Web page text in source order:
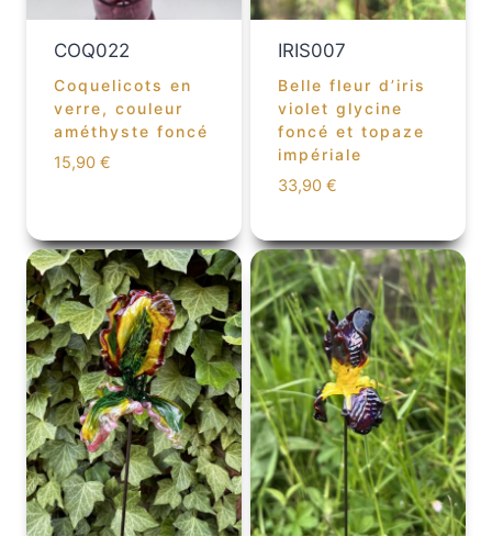
COQ022
Coquelicots en
verre, couleur
améthyste foncé
15,90 €
IRIS007
Belle fleur d’iris
violet glycine
foncé et topaze
impériale
33,90 €